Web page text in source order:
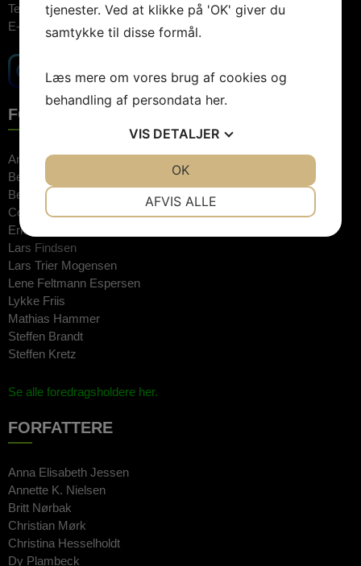
Telefon:3848 1400 (09.00-15.00)
E-mail:booking@artebooking.dk
FOREDRAGSHOLDERE
Anne Hjernøe
Bente Klarlund
Bertel Haarder
Connie Hedegaard
Erkan Özden
Lars Findsen
Lars Trier Mogensen
Lene Feltmann Espersen
Lykke Friis
Mathias Hammer
Steffen Brandt
Steffen Kretz
Se alle foredragsholdere her.
FORFATTERE
Anna Elisabeth Jessen
Annette K. Nielsen
Britt Nørbak
Christian Mørk
Christina Hesselholdt
Dy Plambeck
tjenester. Ved at klikke på 'OK' giver du
samtykke til disse formål.
Læs mere om vores brug af cookies og
behandling af persondata her.
VIS DETALJER
AFVIS ALLE
OK